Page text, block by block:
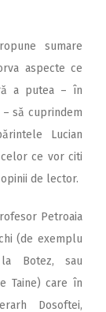
sumare
aspecte ce
a putea – în
să cuprindem
Lucian
ce vor citi
de lector.
Petroaia
(de exemplu
Botez, sau
Taine) care în
Dosoftei,